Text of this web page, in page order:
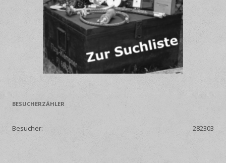
BESUCHERZÄHLER
282303
Besucher: